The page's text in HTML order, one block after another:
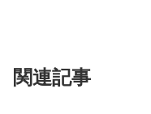
関連記事